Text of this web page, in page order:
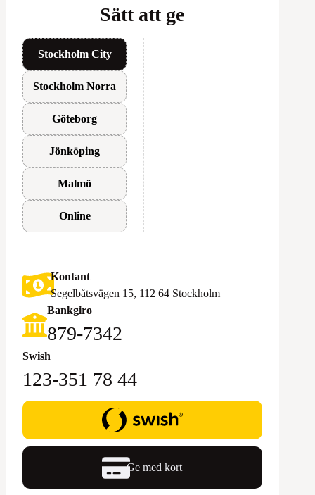
Sätt att ge
Stockholm City
Stockholm Norra
Göteborg
Jönköping
Malmö
Online
Kontant
Segelbåtsvägen 15, 112 64 Stockholm
Bankgiro
879-7342
Swish
123-351 78 44
Ge med kort